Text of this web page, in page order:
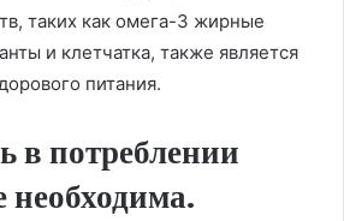
таких как омега-3 жирные
и клетчатка, также является
питания.
в потреблении